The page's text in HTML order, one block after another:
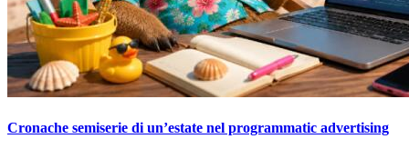
Cronache semiserie di un’estate nel programmatic advertising